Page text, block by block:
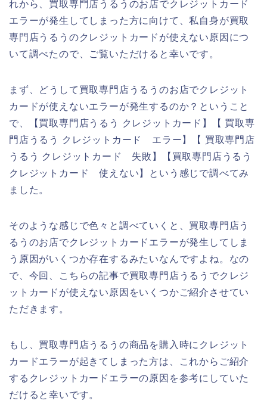
れから、買取専門店うるうのお店でクレジットカード
エラーが発生してしまった方に向けて、私自身が買取
専門店うるうのクレジットカードが使えない原因につ
いて調べたので、ご覧いただけると幸いです。
まず、どうして買取専門店うるうのお店でクレジット
カードが使えないエラーが発生するのか？ということ
で、【買取専門店うるう クレジットカード】【 買取専
門店うるう クレジットカード エラー】【 買取専門店
うるう クレジットカード 失敗】【買取専門店うるう
クレジットカード 使えない】という感じで調べてみ
ました。
そのような感じで色々と調べていくと、買取専門店う
るうのお店でクレジットカードエラーが発生してしま
う原因がいくつか存在するみたいなんですよね。なの
で、今回、こちらの記事で買取専門店うるうでクレジ
ットカードが使えない原因をいくつかご紹介させてい
ただきます。
もし、買取専門店うるうの商品を購入時にクレジット
カードエラーが起きてしまった方は、これからご紹介
するクレジットカードエラーの原因を参考にしていた
だけると幸いです。